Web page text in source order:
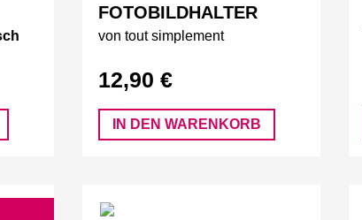
FOTOBILDHALTER
von tout simplement
12,90 €
IN DEN WARENKORB